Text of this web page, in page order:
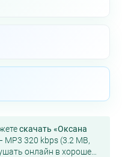
скачать «Оксана
MP3 320 kbps (3.2 MB,
онлайн в хорошем